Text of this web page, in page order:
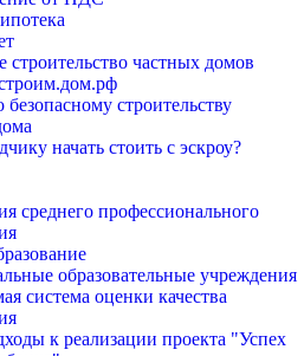
строительство частных домов
безопасному строительству
начать стоить с эскроу?
среднего профессионального
образовательные учреждения
система оценки качества
к реализации проекта "Успех